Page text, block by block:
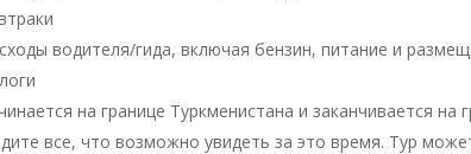
водителя/гида, включая бензин, питание и
на границе Туркменистана и заканчивается на
все, что возможно увидеть за это время. Тур